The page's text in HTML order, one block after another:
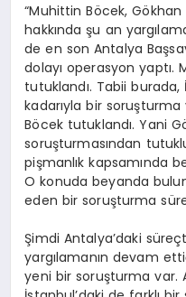
“Muhittin Böcek,
hakkında şu an
de en son Antalya
dolayı operasyon
tutuklandı. Tabii
kadarıyla bir
Böcek tutuklandı. Yani
soruşturmasından
pişmanlık kapsamında
O konuda beyanda
eden bir soruşturma
Şimdi Antalya’daki
yargılamanın devam
yeni bir soruşturma var.